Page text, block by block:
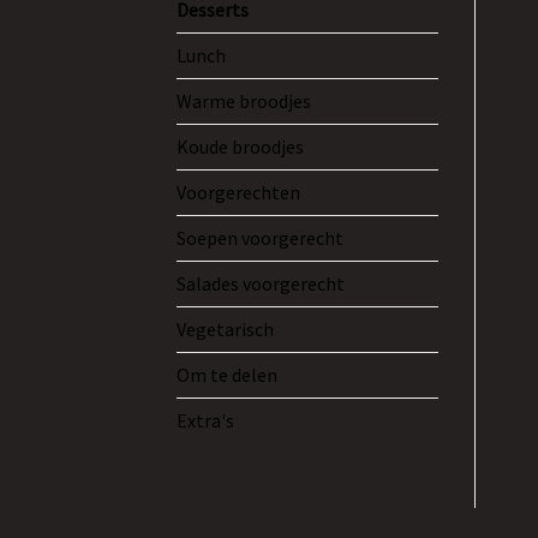
Desserts
Lunch
Warme broodjes
Koude broodjes
Voorgerechten
Soepen voorgerecht
Salades voorgerecht
Vegetarisch
Om te delen
Extra's